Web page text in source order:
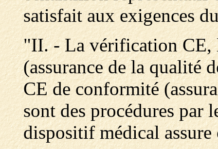
satisfait aux exigences
"II. - La vérification CE,
(assurance de la qualité
CE de conformité
sont des procédures par
dispositif médical assure